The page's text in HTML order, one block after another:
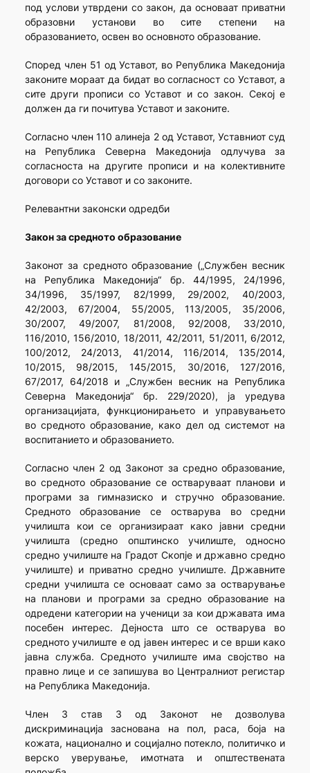
под услови утврдени со закон, да основаат приватни
образовни установи во сите степени на
образованието, освен во основното образование.
Според член 51 од Уставот, во Република Македонија
законите мораат да бидат во согласност со Уставот, а
сите други прописи со Уставот и со закон. Секој е
должен да ги почитува Уставот и законите.
Согласно член 110 алинеја 2 од Уставот, Уставниот суд
на Република Северна Македонија одлучува за
согласноста на другите прописи и на колективните
договори со Уставот и со законите.
Релевантни законски одредби
Закон за средното образование
Законот за средното образование („Службен весник
на Република Македонија“ бр. 44/1995, 24/1996,
34/1996, 35/1997, 82/1999, 29/2002, 40/2003,
42/2003, 67/2004, 55/2005, 113/2005, 35/2006,
30/2007, 49/2007, 81/2008, 92/2008, 33/2010,
116/2010, 156/2010, 18/2011, 42/2011, 51/2011, 6/2012,
100/2012, 24/2013, 41/2014, 116/2014, 135/2014,
10/2015, 98/2015, 145/2015, 30/2016, 127/2016,
67/2017, 64/2018 и „Службен весник на Република
Северна Македонија“ бр. 229/2020), ја уредува
организацијата, функционирањето и управувањето
во средното образование, како дел од системот на
воспитанието и образованието.
Согласно член 2 од Законот за средно образование,
во средното образование се остваруваат планови и
програми за гимназиско и стручно образование.
Средното образование се остварува во средни
училишта кои се организираат како јавни средни
училишта (средно општинско училиште, односно
средно училиште на Градот Скопје и државно средно
училиште) и приватно средно училиште. Државните
средни училишта се основаат само за остварување
на планови и програми за средно образование на
одредени категории на ученици за кои државата има
посебен интерес. Дејноста што се остварува во
средното училиште е од јавен интерес и се врши како
јавна служба. Средното училиште има својство на
правно лице и се запишува во Централниот регистар
на Република Македонија.
Член 3 став 3 од Законот не дозволува
дискриминација заснована на пол, раса, боја на
кожата, национално и социјално потекло, политичко и
верско уверување, имотната и општествената